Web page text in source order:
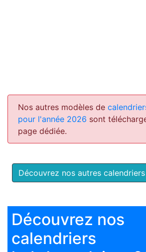
Nos autres modèles de
pour l'année 2026 sont
page dédiée.
Découvrez nos autres
Découvrez nos
calendriers